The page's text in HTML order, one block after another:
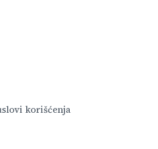
korišćenja